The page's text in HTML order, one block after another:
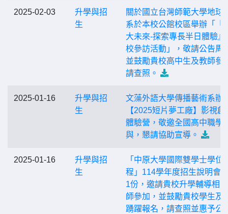
2025-02-03
升學與招
生
關於國立台灣師範大學地球
系於本校公館校區舉辦「『
大未來-探索專長半日體驗』
校參訪活動」，敬請公告周
並鼓勵貴校高中生及教師參
請查照。
2025-01-16
升學與招
生
文藻外語大學傳播藝術系辦
【2025短片夢工廠】影視創
體驗營，敬邀全國高中職學
與，懇請協助宣導。
2025-01-16
升學與招
生
「中原大學國際雙學士學位
程」114學年度招生說明會
1份，邀請貴校升學輔導相
師參加，並鼓勵貴校學生及
踴躍報名，請查照並惠予公